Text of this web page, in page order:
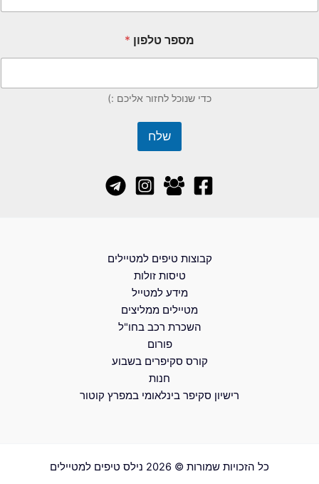
מספר טלפון *
כדי שנוכל לחזור אליכם :)
שלח
קבוצות טיפים למטיילים
טיסות זולות
מידע למטייל
מטיילים ממליצים
השכרת רכב בחו"ל
פורום
קורס סקיפרים בשבוע
חנות
רישיון סקיפר בינלאומי במפרץ קוטור
כל הזכויות שמורות © 2026 נילס טיפים למטיילים